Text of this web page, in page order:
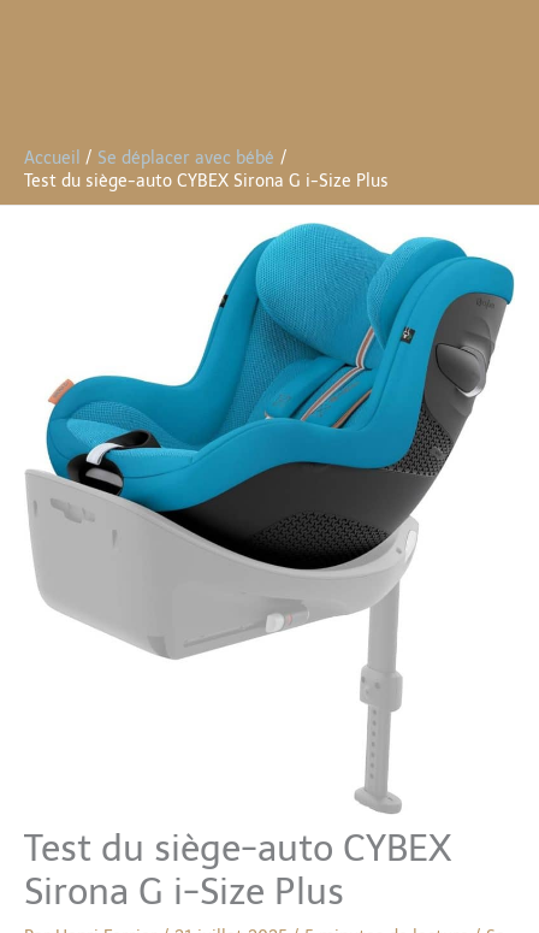
Accueil
Se déplacer avec bébé
Test du siège-auto CYBEX Sirona G i-Size Plus
Test du siège-auto CYBEX
Sirona G i-Size Plus